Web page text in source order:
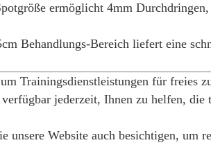
ermöglicht 4mm
Behandlungs-Bereich liefert eine
Trainingsdienstleistungen für freies
jederzeit, Ihnen zu helfen, die
Website auch besichtigen, um